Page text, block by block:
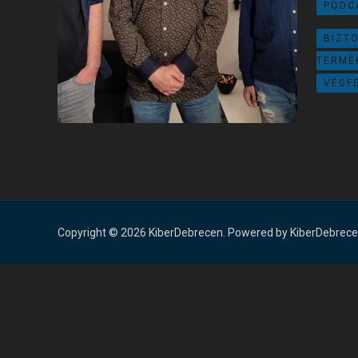
Copyright © 2026 KiberDebrecen. Powered by